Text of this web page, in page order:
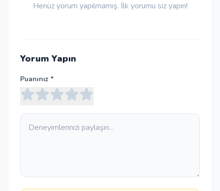
Henüz yorum yapılmamış. İlk yorumu siz yapın!
Yorum Yapın
Puanınız *